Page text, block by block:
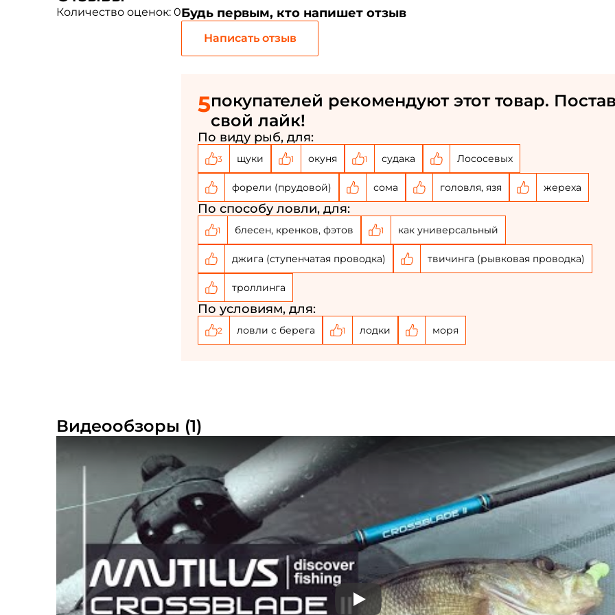
Количество оценок: 0Будь первым, кто напишет отзыв
Написать отзыв
5покупателей рекомендуют этот товар.
свой лайк!
По виду рыб, для:
3 щуки 1 окуня 1 судака Лососевых
форели (прудовой) сома головля, язя жереха
По способу ловли, для:
1 блесен, кренков, фэтов 1 как универсальный
джига (ступенчатая проводка) твичинга (рывковая проводка)
троллинга
По условиям, для:
2 ловли с берега 1 лодки моря
Видеообзоры (1)
Play